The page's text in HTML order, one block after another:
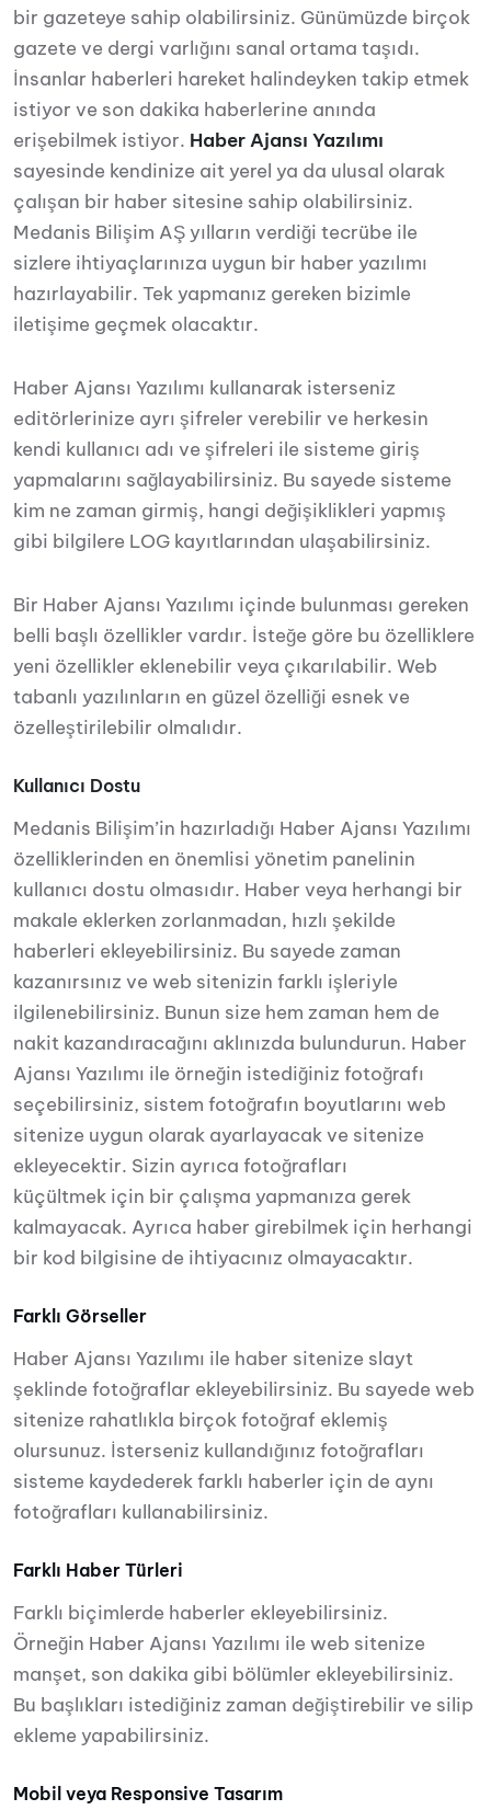
bir gazeteye sahip olabilirsiniz. Günümüzde birçok
gazete ve dergi varlığını sanal ortama taşıdı.
İnsanlar haberleri hareket halindeyken takip etmek
istiyor ve son dakika haberlerine anında
erişebilmek istiyor. Haber Ajansı Yazılımı
sayesinde kendinize ait yerel ya da ulusal olarak
çalışan bir haber sitesine sahip olabilirsiniz.
Medanis Bilişim AŞ yılların verdiği tecrübe ile
sizlere ihtiyaçlarınıza uygun bir haber yazılımı
hazırlayabilir. Tek yapmanız gereken bizimle
iletişime geçmek olacaktır.
Haber Ajansı Yazılımı kullanarak isterseniz
editörlerinize ayrı şifreler verebilir ve herkesin
kendi kullanıcı adı ve şifreleri ile sisteme giriş
yapmalarını sağlayabilirsiniz. Bu sayede sisteme
kim ne zaman girmiş, hangi değişiklikleri yapmış
gibi bilgilere LOG kayıtlarından ulaşabilirsiniz.
Bir Haber Ajansı Yazılımı içinde bulunması gereken
belli başlı özellikler vardır. İsteğe göre bu özelliklere
yeni özellikler eklenebilir veya çıkarılabilir. Web
tabanlı yazılınların en güzel özelliği esnek ve
özelleştirilebilir olmalıdır.
Kullanıcı Dostu
Medanis Bilişim’in hazırladığı Haber Ajansı Yazılımı
özelliklerinden en önemlisi yönetim panelinin
kullanıcı dostu olmasıdır. Haber veya herhangi bir
makale eklerken zorlanmadan, hızlı şekilde
haberleri ekleyebilirsiniz. Bu sayede zaman
kazanırsınız ve web sitenizin farklı işleriyle
ilgilenebilirsiniz. Bunun size hem zaman hem de
nakit kazandıracağını aklınızda bulundurun. Haber
Ajansı Yazılımı ile örneğin istediğiniz fotoğrafı
seçebilirsiniz, sistem fotoğrafın boyutlarını web
sitenize uygun olarak ayarlayacak ve sitenize
ekleyecektir. Sizin ayrıca fotoğrafları
küçültmek için bir çalışma yapmanıza gerek
kalmayacak. Ayrıca haber girebilmek için herhangi
bir kod bilgisine de ihtiyacınız olmayacaktır.
Farklı Görseller
Haber Ajansı Yazılımı ile haber sitenize slayt
şeklinde fotoğraflar ekleyebilirsiniz. Bu sayede web
sitenize rahatlıkla birçok fotoğraf eklemiş
olursunuz. İsterseniz kullandığınız fotoğrafları
sisteme kaydederek farklı haberler için de aynı
fotoğrafları kullanabilirsiniz.
Farklı Haber Türleri
Farklı biçimlerde haberler ekleyebilirsiniz.
Örneğin Haber Ajansı Yazılımı ile web sitenize
manşet, son dakika gibi bölümler ekleyebilirsiniz.
Bu başlıkları istediğiniz zaman değiştirebilir ve silip
ekleme yapabilirsiniz.
Mobil veya Responsive Tasarım